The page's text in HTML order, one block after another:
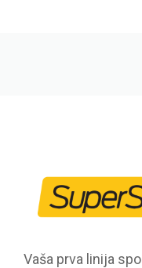
Vaša prva linija